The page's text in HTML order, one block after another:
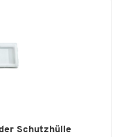
Schutzhülle